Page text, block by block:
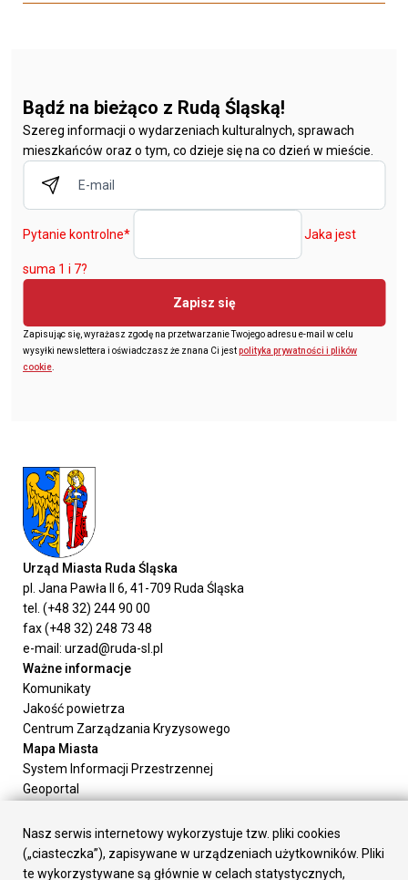
Bądź na bieżąco z Rudą Śląską!
Szereg informacji o wydarzeniach kulturalnych, sprawach
mieszkańców oraz o tym, co dzieje się na co dzień w mieście.
Pytanie kontrolne* Jaka jest
suma 1 i 7?
Zapisz się
Zapisując się, wyrażasz zgodę na przetwarzanie Twojego adresu e-mail w celu
wysyłki newslettera i oświadczasz że znana Ci jestpolityka prywatności i plików
cookie.
Urząd Miasta Ruda Śląska
pl. Jana Pawła II 6, 41-709 Ruda Śląska
tel. (+48 32) 244 90 00
fax (+48 32) 248 73 48
e-mail: urzad@ruda-sl.pl
Ważne informacje
Komunikaty
Jakość powietrza
Centrum Zarządzania Kryzysowego
Mapa Miasta
System Informacji Przestrzennej
Geoportal
Załatw sprawę
Prezydent Miasta
Rada Miasta
Nasz serwis internetowy wykorzystuje tzw. pliki cookies
(„ciasteczka”), zapisywane w urządzeniach użytkowników. Pliki
te wykorzystywane są głównie w celach statystycznych,